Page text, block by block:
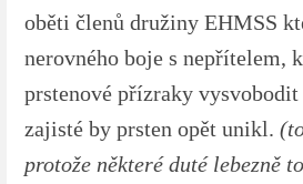
oběti členů družiny EHMSS
nerovného boje s nepřítelem,
prstenové přízraky
zajisté by prsten opět unikl.
protože některé duté lebezně